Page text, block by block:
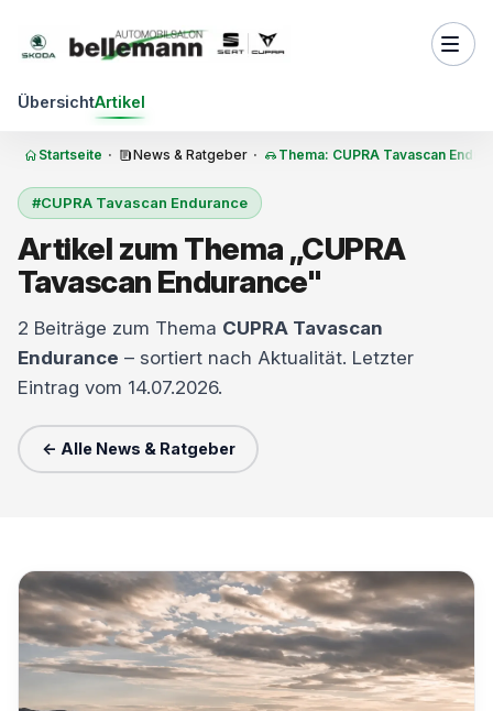
ÜbersichtArtikel
Startseite · News & Ratgeber · Thema: CUPRA Tavascan
#CUPRA Tavascan Endurance
Artikel zum Thema „CUPRA
Tavascan Endurance"
2 Beiträge zum Thema CUPRA Tavascan
Endurance – sortiert nach Aktualität. Letzter
Eintrag vom 14.07.2026.
← Alle News & Ratgeber